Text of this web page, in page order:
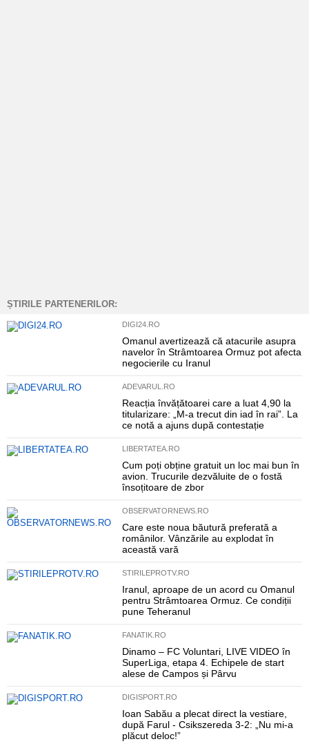
ȘTIRILE PARTENERILOR:
DIGI24.RO
Omanul avertizează că atacurile asupra
navelor în Strâmtoarea Ormuz pot afecta
negocierile cu Iranul
ADEVARUL.RO
Reacția învățătoarei care a luat 4,90 la
titularizare: „M-a trecut din iad în rai”. La
ce notă a ajuns după contestație
LIBERTATEA.RO
Cum poți obține gratuit un loc mai bun în
avion. Trucurile dezvăluite de o fostă
însoțitoare de zbor
OBSERVATORNEWS.RO
Care este noua băutură preferată a
românilor. Vânzările au explodat în
această vară
STIRILEPROTV.RO
Iranul, aproape de un acord cu Omanul
pentru Strâmtoarea Ormuz. Ce condiții
pune Teheranul
FANATIK.RO
Dinamo – FC Voluntari, LIVE VIDEO în
SuperLiga, etapa 4. Echipele de start
alese de Campos și Pârvu
DIGISPORT.RO
Ioan Sabău a plecat direct la vestiare,
după Farul - Csikszereda 3-2: „Nu mi-a
plăcut deloc!”